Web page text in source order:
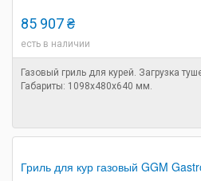
85 907 ₴
есть в наличии
Газовый гриль для курей. Загрузка
Габариты: 1098х480х640 мм.
Гриль для кур газовый GGM